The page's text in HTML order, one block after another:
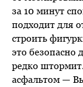
за 10 минут
подходит для
строить
это
редко
асфальтом —